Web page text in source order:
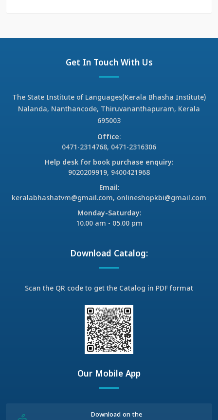
Get In Touch With Us
The State Institute of Languages(Kerala Bhasha Institute)
Nalanda, Nanthancode, Thiruvananthapuram, Kerala
695003
Office:
0471-2314768, 0471-2316306
Help desk for book purchase enquiry:
9020209919, 9400421968
Email:
keralabhashatvm@gmail.com, onlineshopkbi@gmail.com
Monday-Saturday:
10.00 am - 05.00 pm
Download Catalog:
Scan the QR code to get the Catalog in PDF format
Our Mobile App
Download on the